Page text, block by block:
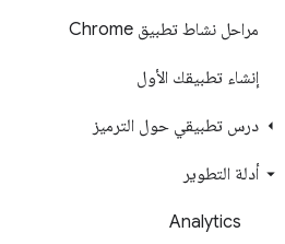
مراحل نشاط تطبيق Chrome
إنشاء تطبيقك الأول
درس تطبيقي حول الترميز
أدلة التطوير
Analytics